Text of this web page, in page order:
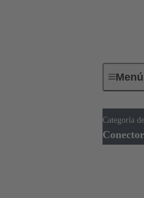
Menú
Categoría